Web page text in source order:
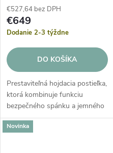
r
o
d
u
k
t
o
d
u
k
t
€527,64 bez DPH
€649
Dodanie 2-3 týždne
DO KOŠÍKA
Prestaviteľná hojdacia postieľka,
ktorá kombinuje funkciu
bezpečného spánku a jemného
hojdania pre bábätko, s
možnosťou prestavby na
Novinka